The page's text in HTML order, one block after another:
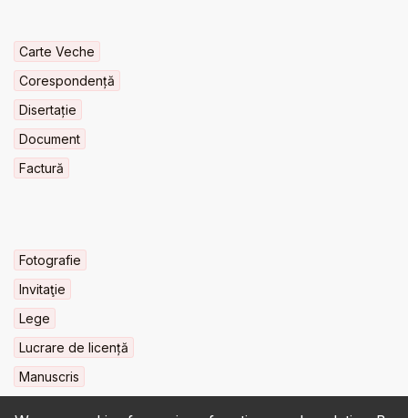
Carte Veche
Corespondență
Disertație
Document
Factură
Fotografie
Invitaţie
Lege
Lucrare de licență
Manuscris